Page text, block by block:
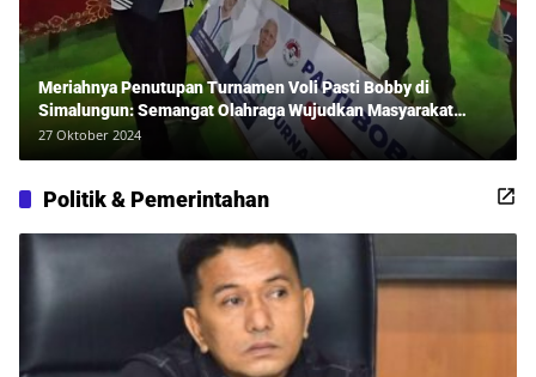
Meriahnya Penutupan Turnamen Voli Pasti Bobby di
Simalungun: Semangat Olahraga Wujudkan Masyarakat
Sehat Bersama Erwan Rozadi dan Ribuan Penonton!
27 Oktober 2024
Politik & Pemerintahan